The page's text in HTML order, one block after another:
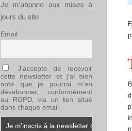
Je m'abonne aux mises à
jours du site
Email
J'accepte de recevoir
cette newsletter et j'ai bien
noté que je pourrai m'en
désabonner, conformément
au RGPD, via un lien situé
dans chaque email